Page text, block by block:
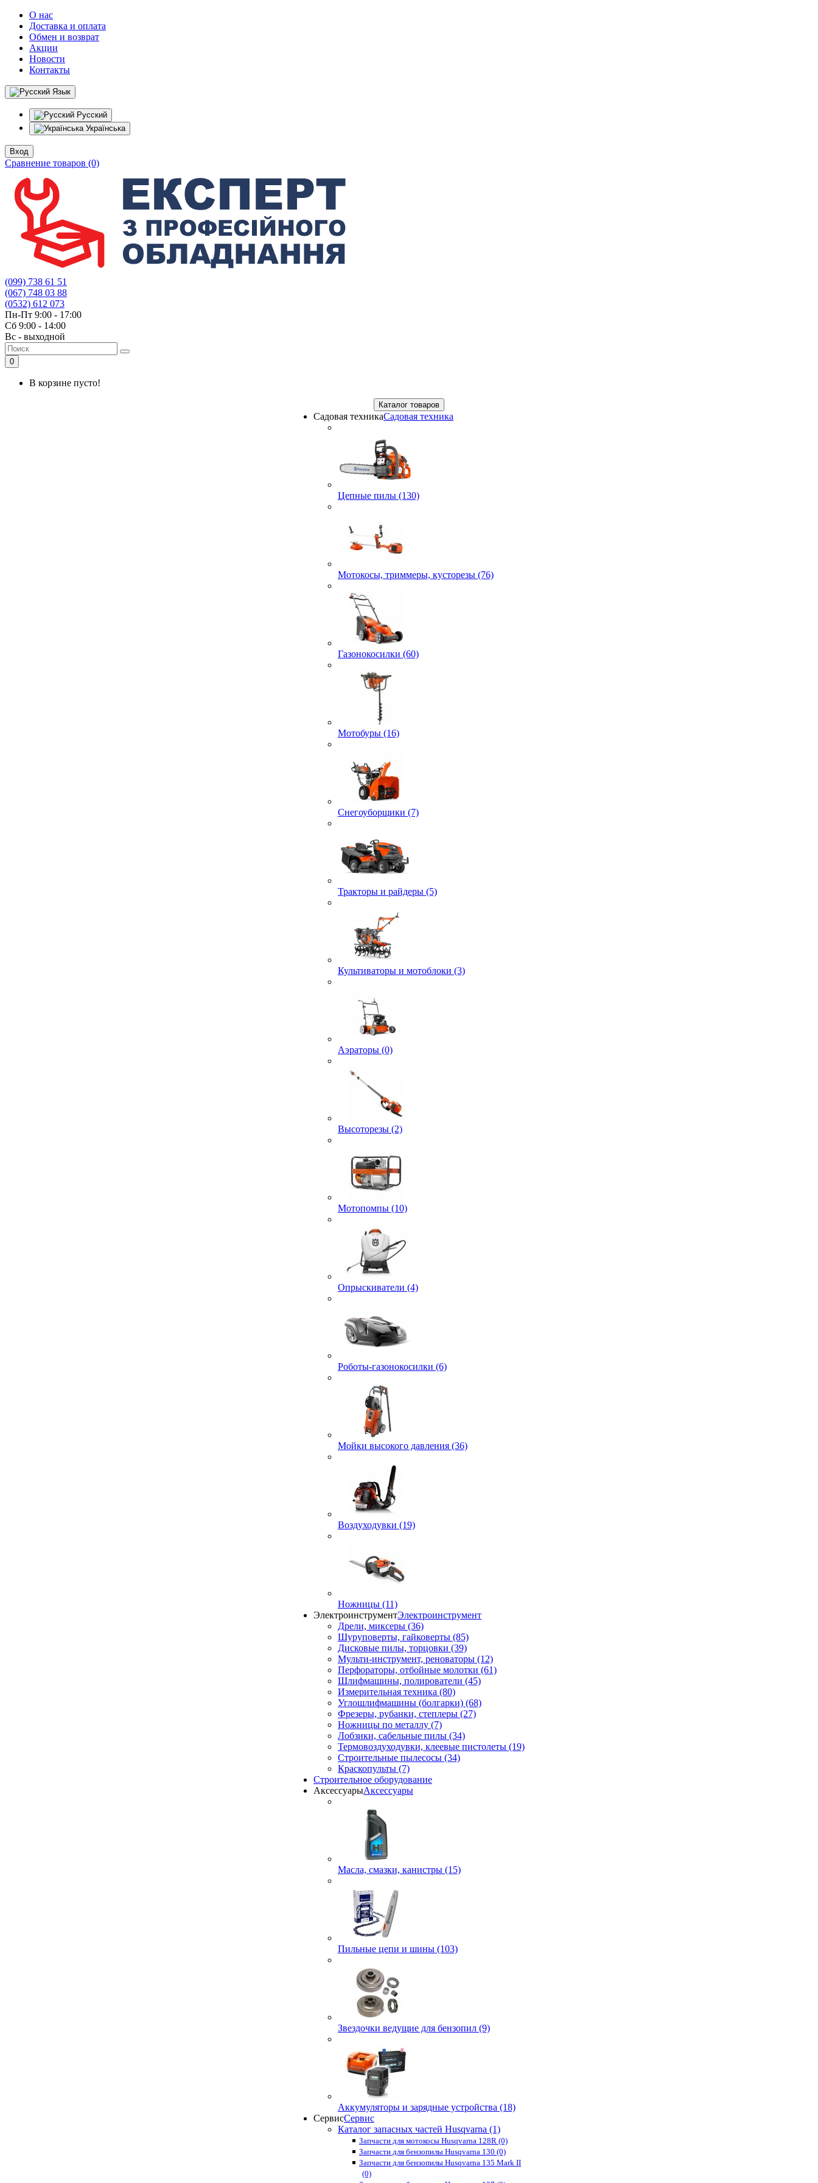
О нас
Доставка и оплата
Обмен и возврат
Акции
Новости
Контакты
Язык
Русский
Українська
Вход
Сравнение товаров (0)
(099) 738 61 51
(067) 748 03 88
(0532) 612 073
Пн-Пт 9:00 - 17:00
Сб 9:00 - 14:00
Вс - выходной
0
В корзине пусто!
Каталог товаров
Садовая техникаСадовая техника
Цепные пилы (130)
Мотокосы, триммеры, кусторезы (76)
Газонокосилки (60)
Мотобуры (16)
Снегоуборщики (7)
Тракторы и райдеры (5)
Культиваторы и мотоблоки (3)
Аэраторы (0)
Высоторезы (2)
Мотопомпы (10)
Опрыскиватели (4)
Роботы-газонокосилки (6)
Мойки высокого давления (36)
Воздуходувки (19)
Ножницы (11)
ЭлектроинструментЭлектроинструмент
Дрели, миксеры (36)
Шуруповерты, гайковерты (85)
Дисковые пилы, торцовки (39)
Мульти-инструмент, реноваторы (12)
Перфораторы, отбойные молотки (61)
Шлифмашины, полирователи (45)
Измерительная техника (80)
Углошлифмашины (болгарки) (68)
Фрезеры, рубанки, степлеры (27)
Ножницы по металлу (7)
Лобзики, сабельные пилы (34)
Термовоздуходувки, клеевые пистолеты (19)
Строительные пылесосы (34)
Краскопульты (7)
Строительное оборудование
АксессуарыАксессуары
Масла, смазки, канистры (15)
Пильные цепи и шины (103)
Звездочки ведущие для бензопил (9)
Аккумуляторы и зарядные устройства (18)
СервисСервис
Каталог запасных частей Husqvarna (1)
Запчасти для мотокосы Husqvarna 128R (0)
Запчасти для бензопилы Husqvarna 130 (0)
Запчасти для бензопилы Husqvarna 135 Mark II
(0)